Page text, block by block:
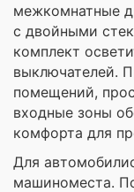
межкомнатные
с двойными
комплект
выключателей.
помещений,
входные зоны
комфорта для
Для
машиноместа.